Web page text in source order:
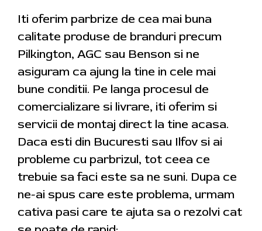
Iti oferim parbrize de cea mai buna
calitate produse de branduri precum
Pilkington, AGC sau Benson si ne
asiguram ca ajung la tine in cele mai
bune conditii. Pe langa procesul de
comercializare si livrare, iti oferim si
servicii de montaj direct la tine acasa.
Daca esti din Bucuresti sau Ilfov si ai
probleme cu parbrizul, tot ceea ce
trebuie sa faci este sa ne suni. Dupa ce
ne-ai spus care este problema, urmam
cativa pasi care te ajuta sa o rezolvi cat